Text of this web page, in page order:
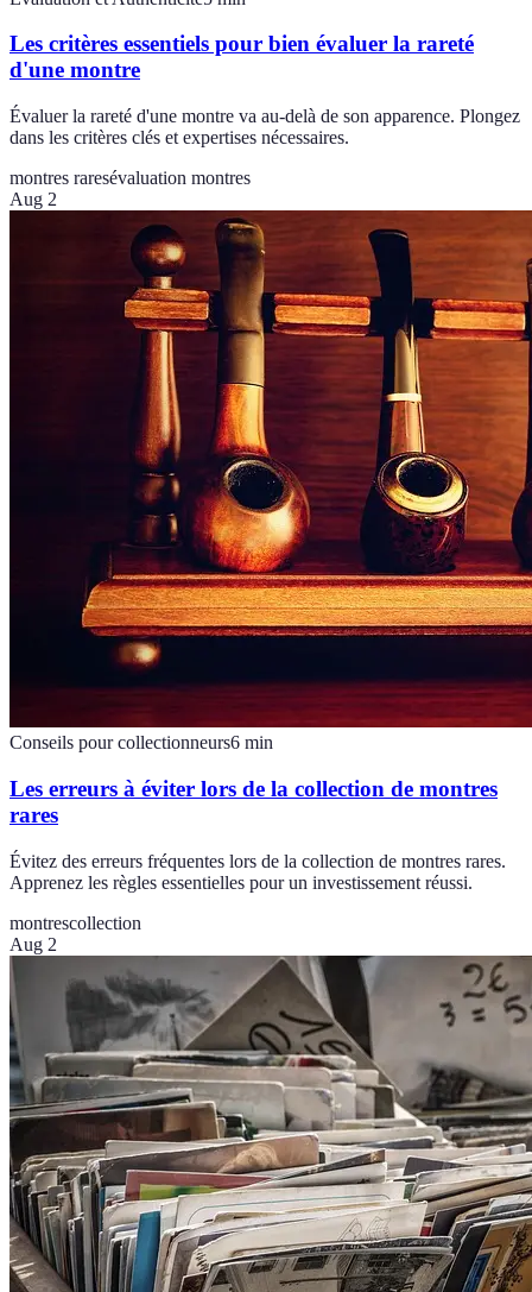
Les critères essentiels pour bien évaluer la rareté
d'une montre
Évaluer la rareté d'une montre va au-delà de son apparence. Plongez
dans les critères clés et expertises nécessaires.
montres raresévaluation montres
Aug 2
Conseils pour collectionneurs6 min
Les erreurs à éviter lors de la collection de montres
rares
Évitez des erreurs fréquentes lors de la collection de montres rares.
Apprenez les règles essentielles pour un investissement réussi.
montrescollection
Aug 2